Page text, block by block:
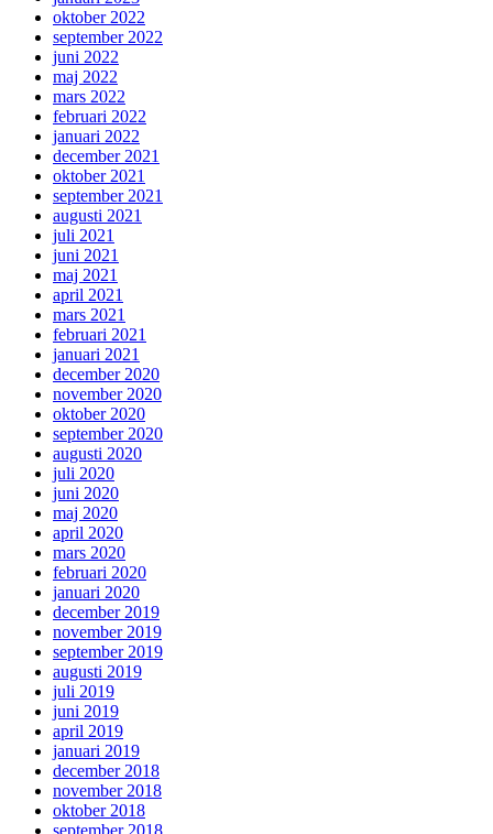
oktober 2022
september 2022
juni 2022
maj 2022
mars 2022
februari 2022
januari 2022
december 2021
oktober 2021
september 2021
augusti 2021
juli 2021
juni 2021
maj 2021
april 2021
mars 2021
februari 2021
januari 2021
december 2020
november 2020
oktober 2020
september 2020
augusti 2020
juli 2020
juni 2020
maj 2020
april 2020
mars 2020
februari 2020
januari 2020
december 2019
november 2019
september 2019
augusti 2019
juli 2019
juni 2019
april 2019
januari 2019
december 2018
november 2018
oktober 2018
september 2018